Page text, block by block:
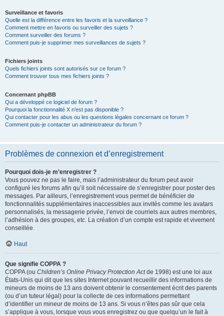
Surveillance et favoris
Quelle est la différence entre les favoris et la surveillance ?
Comment mettre en favoris ou surveiller des sujets ?
Comment surveiller des forums ?
Comment puis-je supprimer mes surveillances de sujets ?
Fichiers joints
Quels fichiers joints sont autorisés sur ce forum ?
Comment trouver tous mes fichiers joints ?
Concernant phpBB
Qui a développé ce logiciel de forum ?
Pourquoi la fonctionnalité X n’est pas disponible ?
Qui contacter pour les abus ou les questions légales concernant ce forum ?
Comment puis-je contacter un administrateur du forum ?
Problèmes de connexion et d’enregistrement
Pourquoi dois-je m’enregistrer ?
Vous pouvez ne pas le faire, mais l’administrateur du forum peut avoir
configuré les forums afin qu’il soit nécessaire de s’enregistrer pour poster des
messages. Par ailleurs, l’enregistrement vous permet de bénéficier de
fonctionnalités supplémentaires inaccessibles aux invités comme les avatars
personnalisés, la messagerie privée, l’envoi de courriels aux autres membres,
l’adhésion à des groupes, etc. La création d’un compte est rapide et vivement
conseillée.
Haut
Que signifie COPPA ?
COPPA (ou Children’s Online Privacy Protection Actde 1998) est une loi aux
États-Unis qui dit que les sites Internet pouvant recueillir des informations de
mineurs de moins de 13 ans doivent obtenir le consentement écrit des parents
(ou d’un tuteur légal) pour la collecte de ces informations permettant
d’identifier un mineur de moins de 13 ans. Si vous n’êtes pas sûr que cela
s’applique à vous, lorsque vous vous enregistrez ou que quelqu’un le fait à